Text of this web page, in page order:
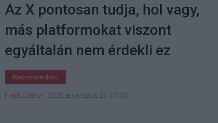
Az X pontosan tudja, hol vagy,
más platformokat viszont
egyáltalán nem érdekli ez
Kedvencekhez
Hajdú Gábor | 2025 augusztus 27. 07:03